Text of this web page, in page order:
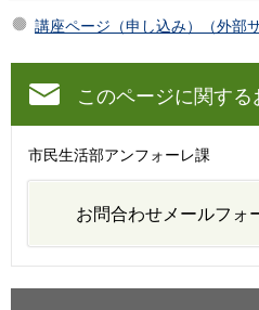
講座ページ（申し込み）（外部
このページに関す
市民生活部アンフォーレ課